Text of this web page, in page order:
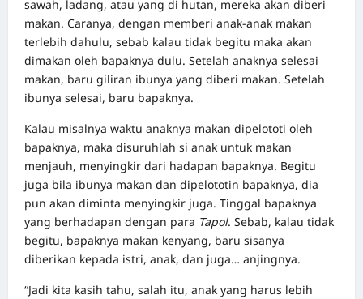
sawah, ladang, atau yang di hutan, mereka akan diberi
makan. Caranya, dengan memberi anak-anak makan
terlebih dahulu, sebab kalau tidak begitu maka akan
dimakan oleh bapaknya dulu. Setelah anaknya selesai
makan, baru giliran ibunya yang diberi makan. Setelah
ibunya selesai, baru bapaknya.
Kalau misalnya waktu anaknya makan dipelototi oleh
bapaknya, maka disuruhlah si anak untuk makan
menjauh, menyingkir dari hadapan bapaknya. Begitu
juga bila ibunya makan dan dipelototin bapaknya, dia
pun akan diminta menyingkir juga. Tinggal bapaknya
yang berhadapan dengan para Tapol. Sebab, kalau tidak
begitu, bapaknya makan kenyang, baru sisanya
diberikan kepada istri, anak, dan juga… anjingnya.
“Jadi kita kasih tahu, salah itu, anak yang harus lebih